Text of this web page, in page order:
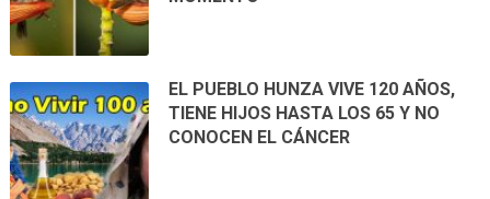
EL PUEBLO HUNZA VIVE 120 AÑOS,
TIENE HIJOS HASTA LOS 65 Y NO
CONOCEN EL CÁNCER